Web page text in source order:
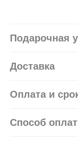
Подарочная
Доставка
Оплата и
Способ